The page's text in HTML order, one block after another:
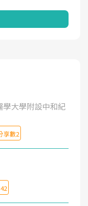
學大學附設中和紀
享數2